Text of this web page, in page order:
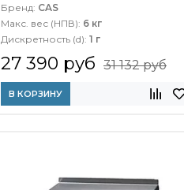
Бренд: CAS
Макс. вес (НПВ): 6 кг
Дискретность (d): 1 г
27 390 руб 31 132 руб
В КОРЗИНУ